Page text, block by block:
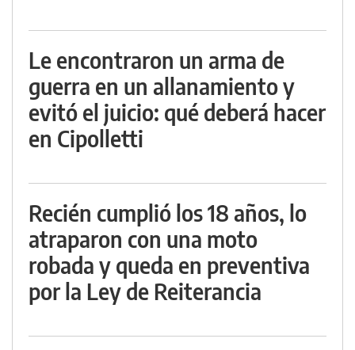
Le encontraron un arma de
guerra en un allanamiento y
evitó el juicio: qué deberá hacer
en Cipolletti
Recién cumplió los 18 años, lo
atraparon con una moto
robada y queda en preventiva
por la Ley de Reiterancia